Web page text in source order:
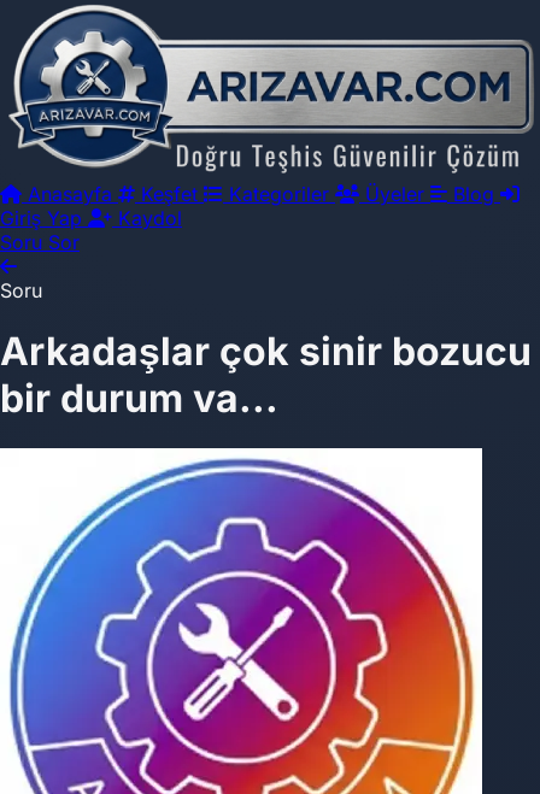
Anasayfa Keşfet Kategoriler Üyeler
Blog
Giriş Yap
Kaydol
Soru Sor
Soru
Arkadaşlar çok sinir bozucu
bir durum va...